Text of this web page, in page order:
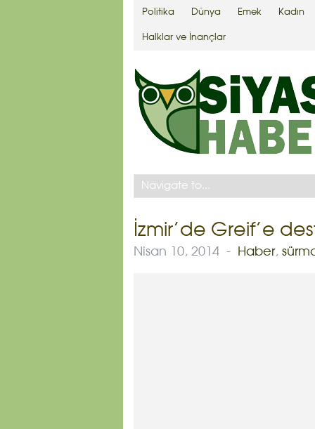
Politika Dünya Emek Kadın
Halklar ve İnançlar
İzmir’de Greif’e
Nisan 10, 2014 - Haber,